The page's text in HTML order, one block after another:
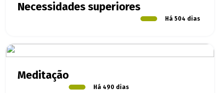
Necessidades superiores
Há 504 dias
Meditação
Há 490 dias